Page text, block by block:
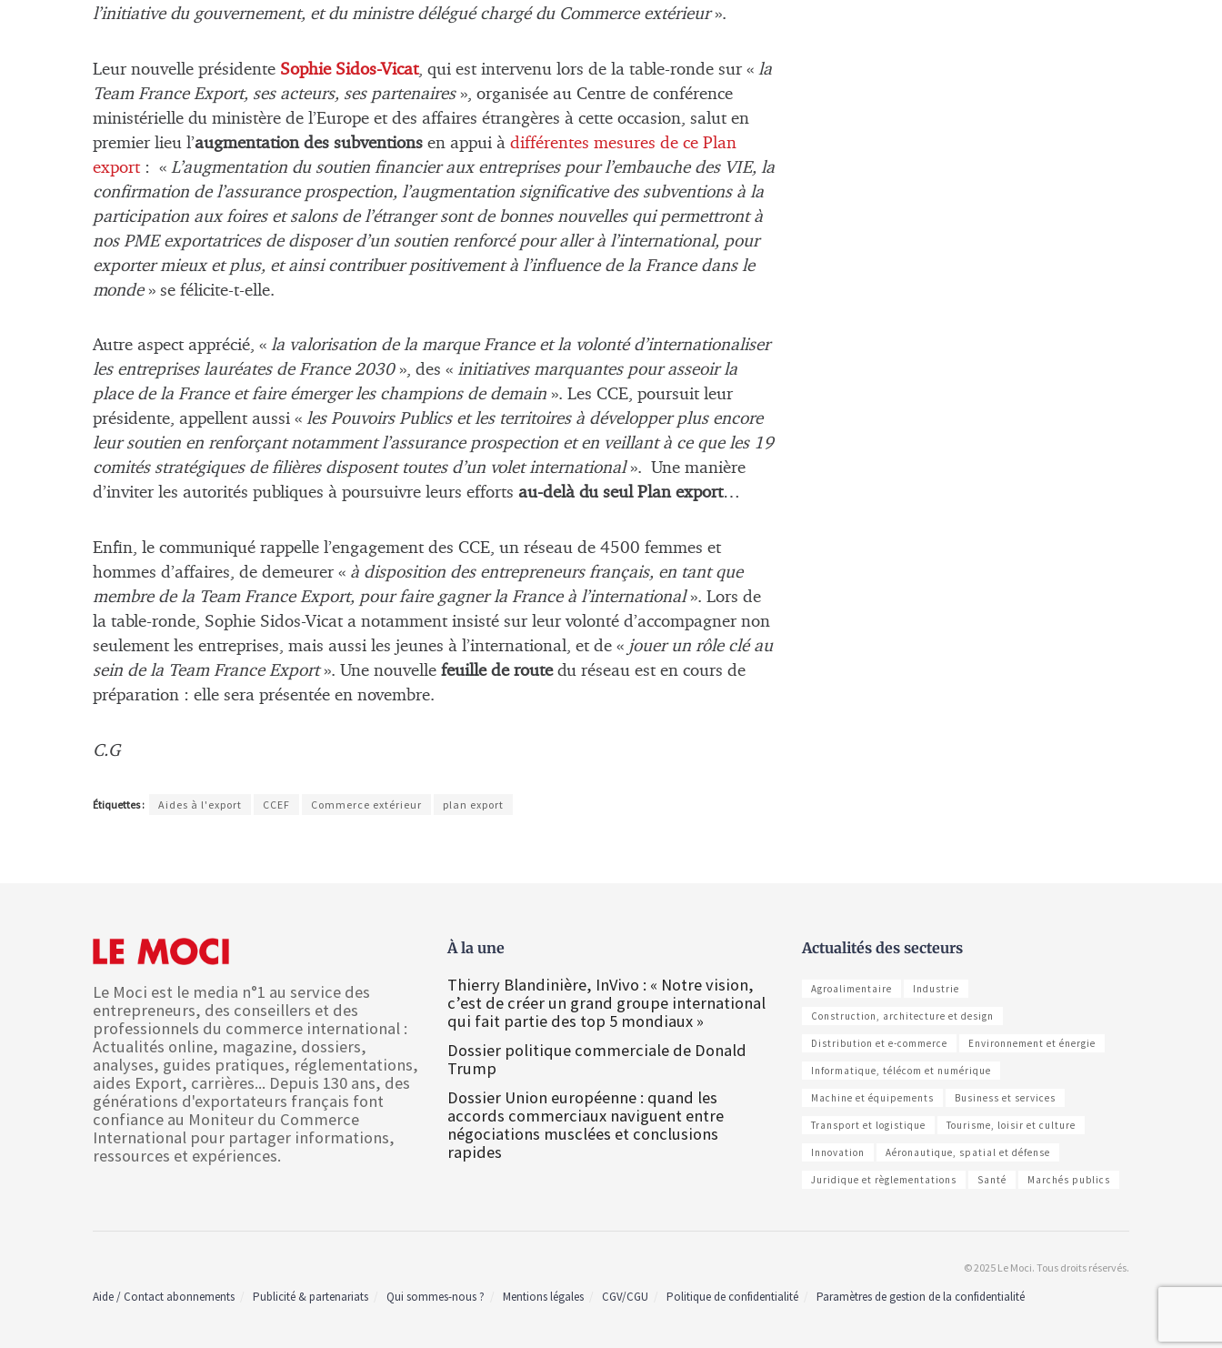
l’initiative du gouvernement, et du ministre délégué chargé du Commerce extérieur».
Leur nouvelle présidente Sophie Sidos-Vicat, qui est intervenu lors de la table-ronde sur « la
Team France Export, ses acteurs, ses partenaires», organisée au Centre de conférence
ministérielle du ministère de l’Europe et des affaires étrangères à cette occasion, salut en
premier lieu l’augmentation des subventions en appui à différentes mesures de ce Plan
export: « L’augmentation du soutien financier aux entreprises pour l’embauche des VIE, la
confirmation de l’assurance prospection, l’augmentation significative des subventions à la
participation aux foires et salons de l’étranger sont de bonnes nouvelles qui permettront à
nos PME exportatrices de disposer d’un soutien renforcé pour aller à l’international, pour
exporter mieux et plus, et ainsi contribuer positivement à l’influence de la France dans le
monde» se félicite-t-elle.
Autre aspect apprécié, « la valorisation de la marque France et la volonté d’internationaliser
les entreprises lauréates de France 2030», des « initiatives marquantes pour asseoir la
place de la France et faire émerger les champions de demain ». Les CCE, poursuit leur
présidente, appellent aussi « les Pouvoirs Publics et les territoires à développer plus encore
leur soutien en renforçant notamment l’assurance prospection et en veillant à ce que les 19
comités stratégiques de filières disposent toutes d’un volet international». Une manière
d’inviter les autorités publiques à poursuivre leurs efforts au-delà du seul Plan export…
Enfin, le communiqué rappelle l’engagement des CCE, un réseau de 4500 femmes et
hommes d’affaires, de demeurer « à disposition des entrepreneurs français, en tant que
membre de la Team France Export, pour faire gagner la France à l’international». Lors de
la table-ronde, Sophie Sidos-Vicat a notamment insisté sur leur volonté d’accompagner non
seulement les entreprises, mais aussi les jeunes à l’international, et de « jouer un rôle clé au
sein de la Team France Export». Une nouvelle feuille de routedu réseau est en cours de
préparation : elle sera présentée en novembre.
C.G
Étiquettes : Aides à l'export CCEF Commerce extérieur plan export
Le Moci est le media n°1 au service des
entrepreneurs, des conseillers et des
professionnels du commerce international :
Actualités online, magazine, dossiers,
analyses, guides pratiques, réglementations,
aides Export, carrières... Depuis 130 ans, des
générations d'exportateurs français font
confiance au Moniteur du Commerce
International pour partager informations,
ressources et expériences.
À la une
Thierry Blandinière, InVivo : « Notre vision,
c’est de créer un grand groupe international
qui fait partie des top 5 mondiaux »
Dossier politique commerciale de Donald
Trump
Dossier Union européenne : quand les
accords commerciaux naviguent entre
négociations musclées et conclusions
rapides
Actualités des secteurs
Agroalimentaire Industrie
Construction, architecture et design
Distribution et e-commerce Environnement et énergie
Informatique, télécom et numérique
Machine et équipements Business et services
Transport et logistique Tourisme, loisir et culture
Innovation Aéronautique, spatial et défense
Juridique et règlementations Santé Marchés publics
© 2025 Le Moci. Tous droits réservés.
Aide / Contact abonnements Publicité & partenariats Qui sommes-nous ? Mentions légales CGV/CGU Politique de confidentialité Paramètres de gestion de la confidentialité